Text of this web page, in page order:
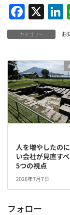
F
a
c
e
b
o
o
k
X
カテゴリー お
人を増やしたの
い会社が見直す
5つの視点
2026年7月7日
フォロー